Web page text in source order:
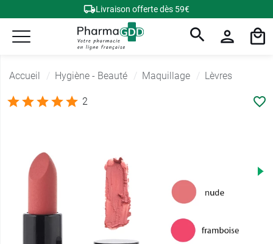
Livraison offerte dès 59€
Accueil Hygiène - Beauté Maquillage Lèvres
2